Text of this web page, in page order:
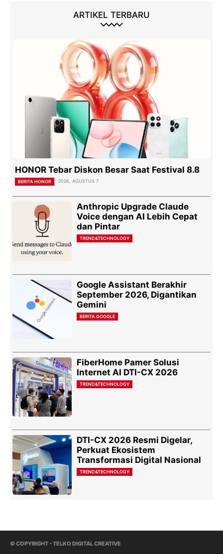
ARTIKEL TERBARU
HONOR Tebar Diskon Besar Saat Festival 8.8
BERITA HONOR 2026, AGUSTUS 7
Anthropic Upgrade Claude
Voice dengan AI Lebih Cepat
dan Pintar
TREND&TECHNOLOGY
Google Assistant Berakhir
September 2026, Digantikan
Gemini
BERITA GOOGLE
FiberHome Pamer Solusi
Internet AI DTI-CX 2026
TREND&TECHNOLOGY
DTI-CX 2026 Resmi Digelar,
Perkuat Ekosistem
Transformasi Digital Nasional
TREND&TECHNOLOGY
© COPYRIGHT - TELKO DIGITAL CREATIVE